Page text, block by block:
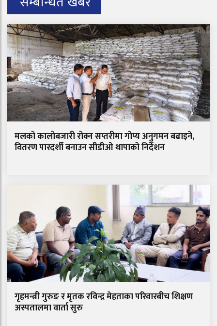
मलको कालोबजारी रोक्न सप्तरीमा गोप्य अनुगमन बढाइने,
वितरण पारदर्शी बनाउन सीडीओ थापाको निर्देशन
गृहमन्त्री गुरुङ र मृतक रविन्द्र मेहताका परिवारबीच शिक्षण
अस्पतालमा वार्ता सुरु